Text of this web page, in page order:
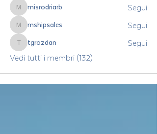
misrodriarb
misrodriarb Segui
mshipsales
mshipsales Segui
tgrozdan
tgrozdan
Segui
Vedi tutti i membri (132)